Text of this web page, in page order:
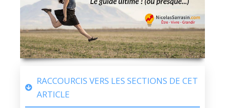
RACCOURCIS VERS LES SECTIONS DE CET
ARTICLE